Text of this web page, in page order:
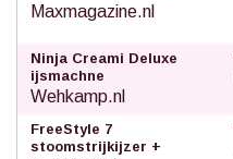
Maxmagazine.nl
Ninja Creami Deluxe
ijsmachne
Wehkamp.nl
FreeStyle 7
stoomstrijkijzer +